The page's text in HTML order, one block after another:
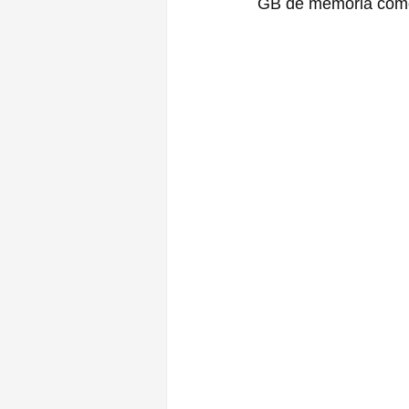
GB de memória